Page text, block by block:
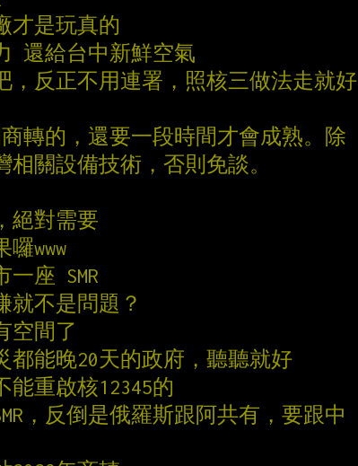
才是玩真的
還給台中新鮮空氣
，反正不用連署，照核三做法走就好
轉的，還要一段時間才會成熟。除
關設備技術，否則免談。
絕對需要
www
座 SMR
不是問題？
空間了
能晚20天的政府，聽聽就好
重啟核12345的
，反倒是俄羅斯跟阿共有，要跟中